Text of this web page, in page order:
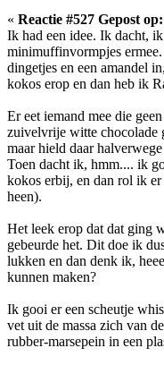
« Reactie #527 Gepost op:
Ik had een idee. Ik dacht,
minimuffinvormpjes
dingetjes en een amandel
kokos erop en dan heb ik
Er eet iemand mee die
zuivelvrije witte chocolade
maar hield daar
Toen dacht ik, hmm.... ik
kokos erbij, en dan rol ik
heen).
Het leek erop dat dat ging
gebeurde het. Dit doe ik
lukken en dan denk ik,
kunnen maken?
Ik gooi er een scheutje
vet uit de massa zich van
rubber-marsepein in een